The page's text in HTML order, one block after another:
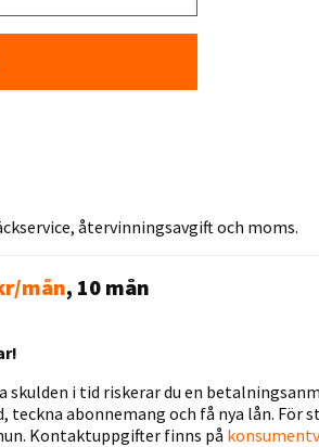
återvinningsavgift och moms.
mån, 10 mån
skulden i tid riskerar du en
abonnemang och få nya lån. För
Kontaktuppgifter finns på